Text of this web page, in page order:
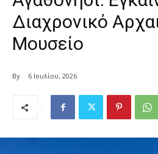
Διαχρονικό
Μουσείο
By 6 Ιουλίου, 2026